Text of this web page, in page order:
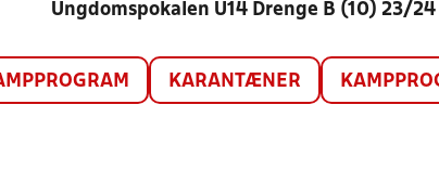
Ungdomspokalen U14 Drenge B (10) 23/24
KARANTÆNER